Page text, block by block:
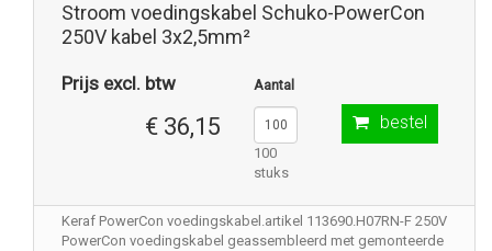
Stroom voedingskabel Schuko-PowerCon
250V kabel 3x2,5mm²
Prijs excl. btw
€ 36,15
Aantal
100
stuks
bestel
Keraf PowerCon voedingskabel.artikel 113690.H07RN-F 250V
PowerCon voedingskabel geassembleerd met gemonteerde